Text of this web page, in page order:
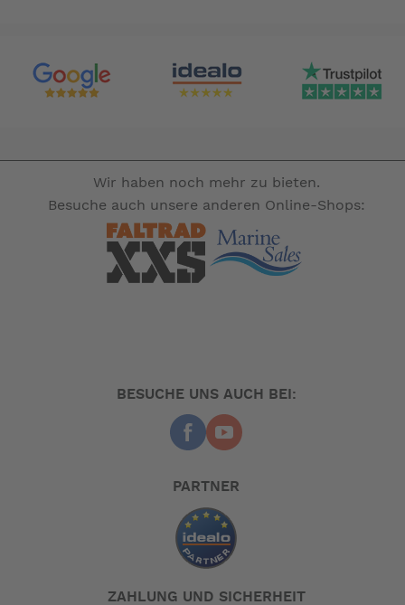
Wir haben noch mehr zu bieten.
Besuche auch unsere anderen Online-Shops:
BESUCHE UNS AUCH BEI:
PARTNER
ZAHLUNG UND SICHERHEIT